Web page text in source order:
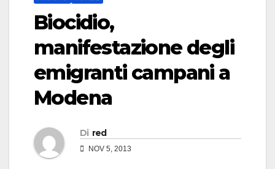
Biocidio,
manifestazione degli
emigranti campani a
Modena
Di red
NOV 5, 2013